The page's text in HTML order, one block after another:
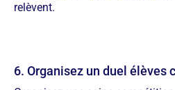
relèvent.
6. Organisez un duel élèves